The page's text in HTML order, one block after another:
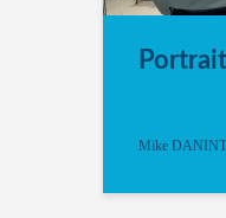
Mike